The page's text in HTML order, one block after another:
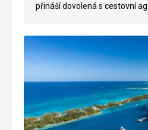
přináší dovolená s cestovní